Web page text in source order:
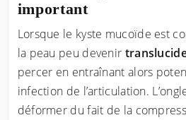
important
Lorsque le kyste mucoïde est
la peau peu devenir
percer en entraînant alors
infection de l’articulation.
déformer du fait de la